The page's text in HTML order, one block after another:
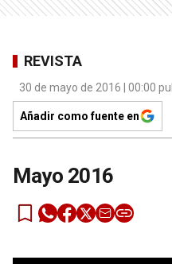
REVISTA
30 de mayo de 2016 | 00:00
Añadir como fuente en
Mayo 2016